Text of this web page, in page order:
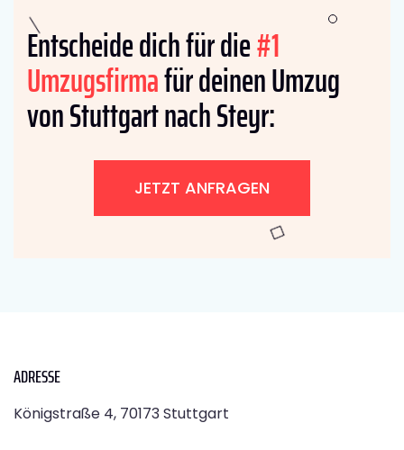
Entscheide dich für die#1
Umzugsfirmafür deinen Umzug
von Stuttgart nach Steyr:
JETZT ANFRAGEN
ADRESSE
Königstraße 4, 70173 Stuttgart